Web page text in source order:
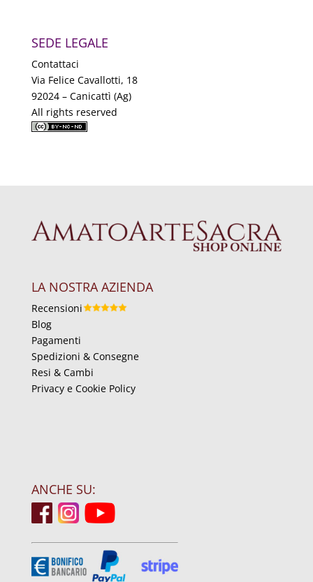
SEDE LEGALE
Contattaci
Via Felice Cavallotti, 18
92024 – Canicattì (Ag)
All rights reserved
LA NOSTRA AZIENDA
Recensioni
Blog
Pagamenti
Spedizioni & Consegne
Resi & Cambi
Privacy e Cookie Policy
ANCHE SU: